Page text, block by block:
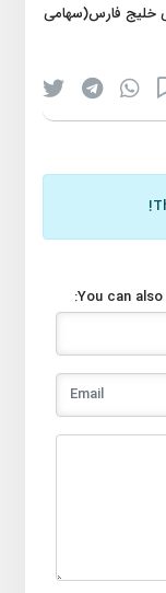
خلیج فارس(سهامی
You can